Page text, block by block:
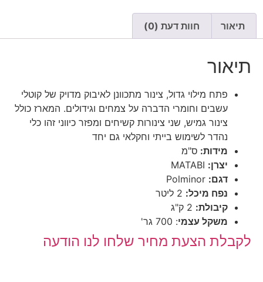
תיאור חוות דעת (0)
תיאור
פתח מילוי גדול, צינור מתכוונן לאיבוק מדויק של קוטלי
עשבים וחומרי הדברה על צמחים וגידולים. המארז כולל
צינור גמיש, שני צינורות קשיחים ומפזר כיווני זהו כלי
נהדר לשימוש בייתי וחקלאי גם יחד
מידות: ס"מ
יצרן:
דגם:
נפח מיכל:
קיבולת:
משקל עצמי: 700 גר'
לקבלת הצעת מחיר שלחו לנו הודעה